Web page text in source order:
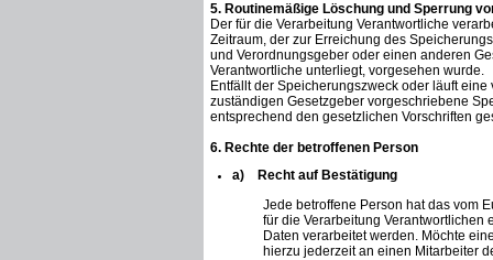
5. Routinemäßige Löschung und Sperrung
Der für die Verarbeitung Verantwortliche
Zeitraum, der zur Erreichung des
und Verordnungsgeber oder einen anderen
Verantwortliche unterliegt, vorgesehen wurde.
Entfällt der Speicherungszweck oder läuft
zuständigen Gesetzgeber vorgeschriebene
entsprechend den gesetzlichen Vorschriften
6. Rechte der betroffenen Person
a) Recht auf Bestätigung
Jede betroffene Person hat das vom
für die Verarbeitung
Daten verarbeitet werden. Möchte
hierzu jederzeit an einen Mitarbeiter